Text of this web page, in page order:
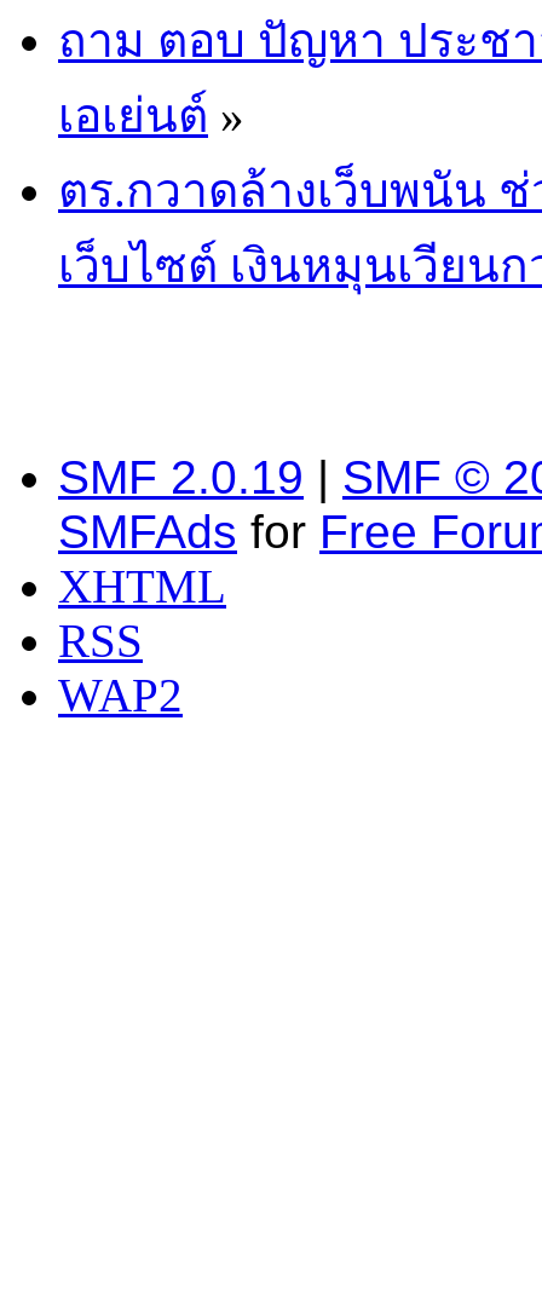
ถาม ตอบ ปัญหา ประช
เอเย่นต์ »
ตร.กวาดล้างเว็บพนัน
เว็บไซต์ เงินหมุนเวียน
SMF 2.0.19 | SMF ©
SMFAds for Free
XHTML
RSS
WAP2